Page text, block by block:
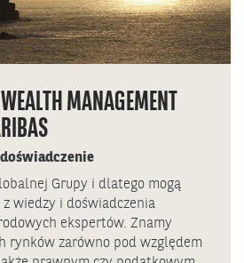
MANAGEMENT
Grupy i dlatego mogą
wiedzy i doświadczenia
ekspertów. Znamy
rynków zarówno pod względem